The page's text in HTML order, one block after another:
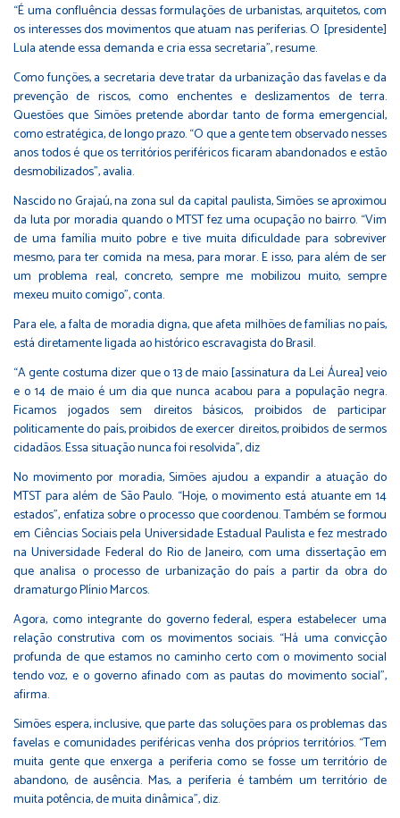
“É uma confluência dessas formulações de urbanistas, arquitetos, com
os interesses dos movimentos que atuam nas periferias. O [presidente]
Lula atende essa demanda e cria essa secretaria”, resume.
Como funções, a secretaria deve tratar da urbanização das favelas e da
prevenção de riscos, como enchentes e deslizamentos de terra.
Questões que Simões pretende abordar tanto de forma emergencial,
como estratégica, de longo prazo. “O que a gente tem observado nesses
anos todos é que os territórios periféricos ficaram abandonados e estão
desmobilizados”, avalia.
Nascido no Grajaú, na zona sul da capital paulista, Simões se aproximou
da luta por moradia quando o MTST fez uma ocupação no bairro. “Vim
de uma família muito pobre e tive muita dificuldade para sobreviver
mesmo, para ter comida na mesa, para morar. E isso, para além de ser
um problema real, concreto, sempre me mobilizou muito, sempre
mexeu muito comigo”, conta.
Para ele, a falta de moradia digna, que afeta milhões de famílias no país,
está diretamente ligada ao histórico escravagista do Brasil.
“A gente costuma dizer que o 13 de maio [assinatura da Lei Áurea] veio
e o 14 de maio é um dia que nunca acabou para a população negra.
Ficamos jogados sem direitos básicos, proibidos de participar
politicamente do país, proibidos de exercer direitos, proibidos de sermos
cidadãos. Essa situação nunca foi resolvida”, diz
No movimento por moradia, Simões ajudou a expandir a atuação do
MTST para além de São Paulo. “Hoje, o movimento está atuante em 14
estados”, enfatiza sobre o processo que coordenou. Também se formou
em Ciências Sociais pela Universidade Estadual Paulista e fez mestrado
na Universidade Federal do Rio de Janeiro, com uma dissertação em
que analisa o processo de urbanização do país a partir da obra do
dramaturgo Plínio Marcos.
Agora, como integrante do governo federal, espera estabelecer uma
relação construtiva com os movimentos sociais. “Há uma convicção
profunda de que estamos no caminho certo com o movimento social
tendo voz, e o governo afinado com as pautas do movimento social”,
afirma.
Simões espera, inclusive, que parte das soluções para os problemas das
favelas e comunidades periféricas venha dos próprios territórios. “Tem
muita gente que enxerga a periferia como se fosse um território de
abandono, de ausência. Mas, a periferia é também um território de
muita potência, de muita dinâmica”, diz.